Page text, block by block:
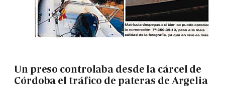
Un preso controlaba desde la cárcel de
Córdoba el tráfico de pateras de Argelia